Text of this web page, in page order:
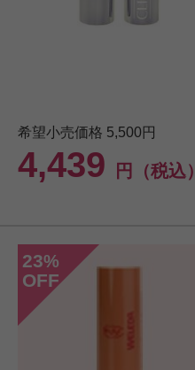
希望小売価格 5,500円
4,439 円（税込）
23%
OFF